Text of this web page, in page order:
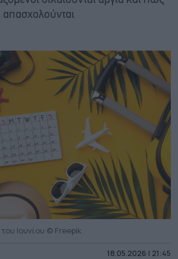
απασχολούνται
Ιουνίου © Freepik
18.05.2026 | 21:45